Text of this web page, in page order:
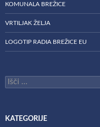
KOMUNALA BREŽICE
VRTILJAK ŽELJA
LOGOTIP RADIA BREŽICE EU
Išči:
KATEGORIJE